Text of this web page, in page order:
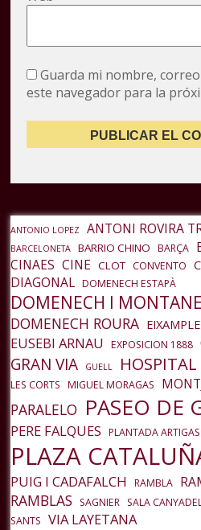
Guarda mi nombre,
este navegador para la
ANTONIO LOPEZ ANTONI ROVIRA
BARCELONETA BARRIO CHINO BARÇA
CINAES CINE CLOT CONVENTO
DIAGONAL DOMENECH ESTAPÀ
DOMENECH I
DOMENECH ROURA EIXAMPLE
EUSEBI ARNAU EXPOSICION 1888
GRAN VIA GUELL
LES CORTS MIGUEL MORAGAS
PARALELO PASEO DE
PERE FALQUES PLANTADA ARTIGAS
PLAZA
PUIG I CADAFALCH RAMBLA
RAMBLAS SAGNIER SALA
SANTS VIA LAYETANA